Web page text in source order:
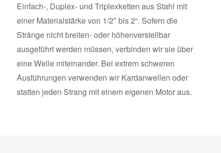
Einfach-, Duplex- und Triplexketten aus Stahl mit
einer Materialstärke von 1/2″ bis 2“. Sofern die
Stränge nicht breiten- oder höhenverstellbar
ausgeführt werden müssen, verbinden wir sie über
eine Welle miteinander. Bei extrem schweren
Ausführungen verwenden wir Kardanwellen oder
statten jeden Strang mit einem eigenen Motor aus.